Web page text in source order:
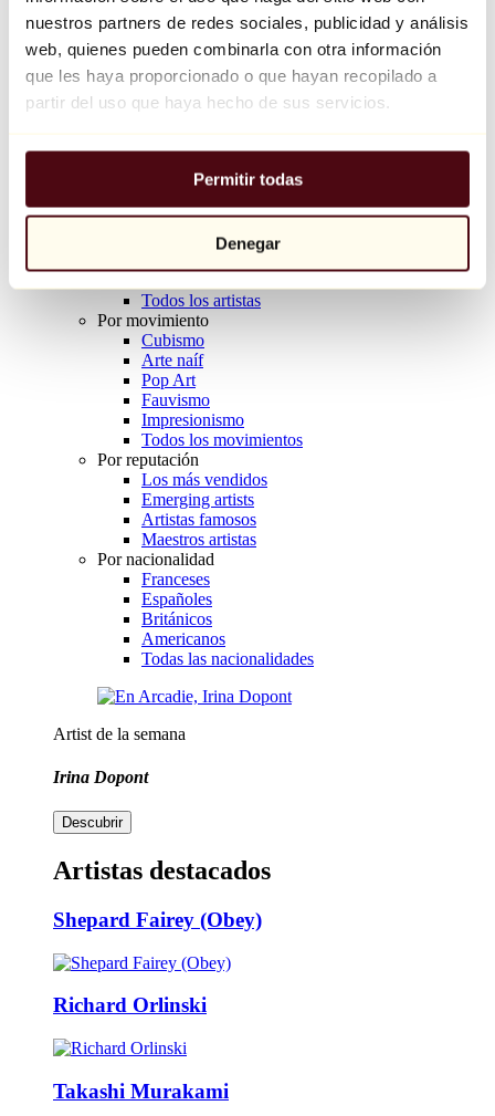
nuestros partners de redes sociales, publicidad y análisis
web, quienes pueden combinarla con otra información
que les haya proporcionado o que hayan recopilado a
partir del uso que haya hecho de sus servicios.
Permitir todas
Denegar
Balloon Dog (Orange)
Jeff Koons
10.000 €
Explorar
Todos los escultores
Todos los fotógrafos
Todos los artistas
Por movimiento
Cubismo
Arte naíf
Pop Art
Fauvismo
Impresionismo
Todos los movimientos
Por reputación
Los más vendidos
Emerging artists
Artistas famosos
Maestros artistas
Por nacionalidad
Franceses
Españoles
Británicos
Americanos
Todas las nacionalidades
Artist de la semana
Irina Dopont
Descubrir
Artistas destacados
Shepard Fairey (Obey)
Richard Orlinski
Takashi Murakami